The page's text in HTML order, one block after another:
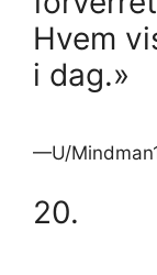
Hvem
i dag.»
—U/
20.